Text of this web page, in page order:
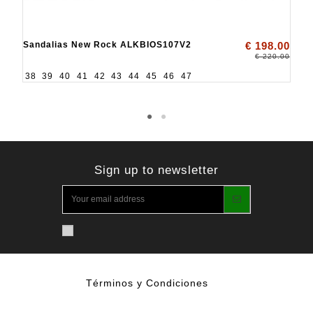
Sandalias New Rock ALKBIOS107V2 € 198.00
€ 220.00
38 39 40 41 42 43 44 45 46 47
Sign up to newsletter
Términos y Condiciones